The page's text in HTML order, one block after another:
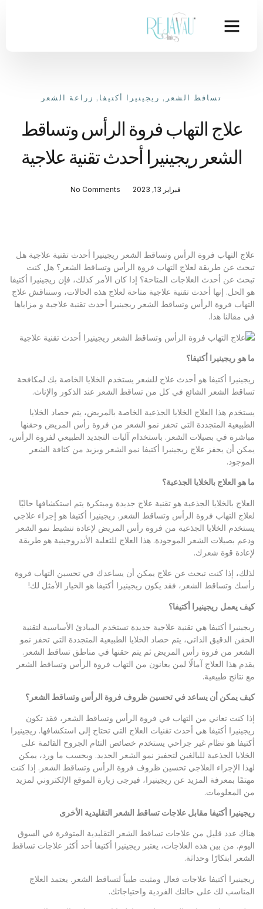
تساقط الشعر , ريجينيرا أكتيفا , زراعة الشعر
علاج التهاب فروة الرأس وتساقط
الشعر ريجينيرا أحدث تقنية علاجية
فبراير 13, 2023 No Comments
علاج التهاب فروة الرأس وتساقط الشعر ريجينيرا أحدث تقنية علاجية هل
تبحث عن طريقة لعلاج التهاب فروة الرأس وتساقط الشعر؟ هل كنت
تبحث عن أحدث العلاجات المتاحة؟ إذا كان الأمر كذلك، فإن ريجينيرا أكتيفا
هو الحل. إنها أحدث تقنية علاجية متاحة لعلاج هذه الحالات، وسنناقش علاج
التهاب فروة الرأس وتساقط الشعر ريجينيرا أحدث تقنية علاجية و مزاياها
في مقالنا هذا.
ما هو ريجينيرا أكتيفا؟
ريجينيرا أكتيفا هو أحدث علاج للشعر يستخدم الخلايا الخاصة بك لمكافحة
تساقط الشعر الشائع في كل من تساقط الشعر عند الذكور والإناث.
يستخدم هذا العلاج الخلايا الجذعية الخاصة بالمريض، يتم حصاد الخلايا
الطبيعية المتجددة التي تحفز نمو الشعر من فروة رأس المريض وحقنها
مباشرة في بصيلات الشعر. باستخدام آليات التجديد الطبيعي لفروة الرأس،
يمكن أن يحفز علاج ريجينيرا أكتيفا نمو الشعر ويزيد من كثافة الشعر
الموجود.
ما هو العلاج بالخلايا الجذعية؟
العلاج بالخلايا الجذعية هو تقنية علاج جديدة ومبتكرة يتم استكشافها حاليًا
لعلاج التهاب فروة الرأس وتساقط الشعر. ريجينيرا أكتيفا هو إجراء علاجي
يستخدم الخلايا الجذعية من فروة رأس المريض لإعادة تنشيط نمو الشعر
ودعم بصيلات الشعر الموجودة. هذا العلاج للثعلبة الأندروجينية هو طريقة
لإعادة قوة شعرك.
لذلك، إذا كنت تبحث عن علاج يمكن أن يساعدك في تحسين التهاب فروة
رأسك وتساقط الشعر، فقد يكون ريجينيرا أكتيفا هو الخيار الأمثل لك!
كيف يعمل ريجينيرا أكتيفا؟
ريجينيرا أكتيفا هي تقنية علاجية جديدة تستخدم المبادئ الأساسية لتقنية
الحقن الدقيق الذاتي، يتم حصاد الخلايا الطبيعية المتجددة التي تحفز نمو
الشعر من فروة رأس المريض ثم يتم حقنها في مناطق تساقط الشعر.
يقدم هذا العلاج آمالًا لمن يعانون من التهاب فروة الرأس وتساقط الشعر
مع نتائج طبيعية.
كيف يمكن أن يساعد في تحسين ظروف فروة الرأس وتساقط الشعر؟
إذا كنت تعاني من التهاب في فروة الرأس وتساقط الشعر، فقد تكون
ريجينيرا أكتيفا هي أحدث تقنيات العلاج التي تحتاج إلى استكشافها. ريجينيرا
أكتيفا هو نظام غير جراحي يستخدم خصائص التئام الجروح القائمة على
الخلايا الجذعية للبالغين لتحفيز نمو الشعر الجديد. وبحسب ما ورد، يمكن
لهذا الإجراء العلاجي تحسين ظروف فروة الرأس وتساقط الشعر. إذا كنت
مهتمًا بمعرفة المزيد عن ريجينيرا، فيرجى زيارة الموقع الإلكتروني لمزيد
من المعلومات.
ريجينيرا أكتيفا مقابل علاجات تساقط الشعر التقليدية الأخرى
هناك عدد قليل من علاجات تساقط الشعر التقليدية المتوفرة في السوق
اليوم. من بين هذه العلاجات، يعتبر ريجينيرا أكتيفا أحد أكثر علاجات تساقط
الشعر ابتكارًا وحداثة.
ريجينيرا أكتيفا علاجات فعال ومثبت طبياً لتساقط الشعر. يعتمد العلاج
المناسب لك على حالتك الفردية واحتياجاتك.